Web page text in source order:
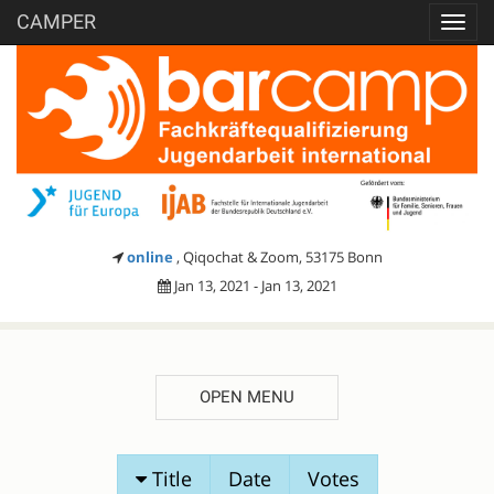
CAMPER
online , Qiqochat & Zoom, 53175 Bonn
Jan 13, 2021 - Jan 13, 2021
OPEN MENU
Title Date Votes